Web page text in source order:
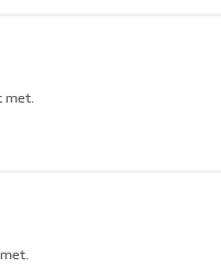
met.